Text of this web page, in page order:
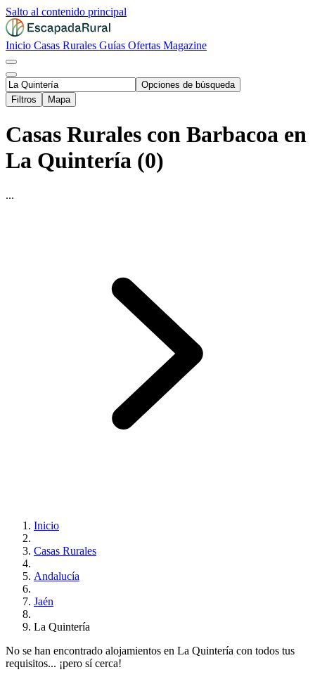
Salto al contenido principal
Inicio Casas Rurales Guías Ofertas Magazine
Opciones de búsqueda
Filtros
Mapa
Casas Rurales con Barbacoa en
La Quintería (0)
...
Inicio
Casas Rurales
Andalucía
Jaén
La Quintería
No se han encontrado alojamientos en La Quintería con todos tus
requisitos... ¡pero sí cerca!